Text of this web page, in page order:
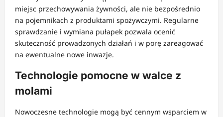
miejsc przechowywania żywności, ale nie bezpośrednio
na pojemnikach z produktami spożywczymi. Regularne
sprawdzanie i wymiana pułapek pozwala ocenić
skuteczność prowadzonych działań i w porę zareagować
na ewentualne nowe inwazje.
Technologie pomocne w walce z
molami
Nowoczesne technologie mogą być cennym wsparciem w